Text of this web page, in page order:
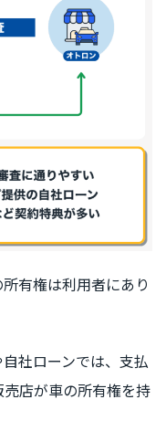
有権は利用者にあり
社ローンでは、支払
店が車の所有権を持